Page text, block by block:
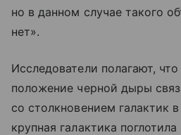
но в данном случае такого
нет».
Исследователи полагают,
положение черной дыры
со столкновением галактик
крупная галактика